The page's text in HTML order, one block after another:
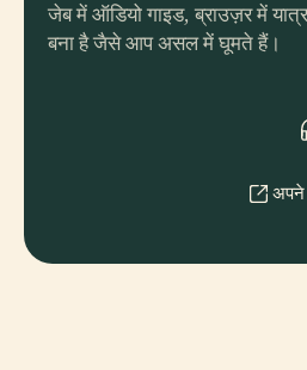
जेब में ऑडियो गाइड, ब्राउज़र में
बना है जैसे आप असल में घूमते हैं।
अपने